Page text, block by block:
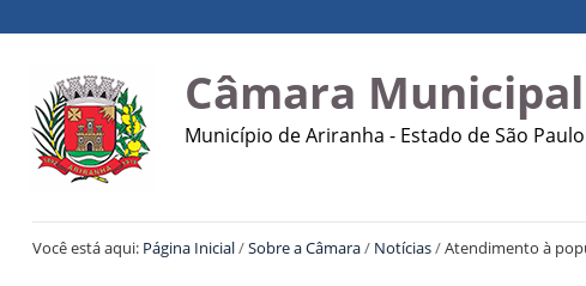
Câmara
Município de Ariranha - Estado de São Paulo
Você está aqui: Página Inicial/Sobre a Câmara/ Notícias/Atendimento à